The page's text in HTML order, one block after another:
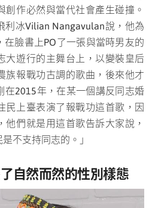
創作必然與當代社會產生碰撞。
利冰Vilian Nangavulan說，他為
在臉書上PO了一張與當時男友的
大遊行的主舞台上，以變裝皇后
族報戰功古調的歌曲，後來他才
在2015年，在某一個講反同志婚
民上臺表演了報戰功這首歌，因
他們就是用這首歌告訴大家說，
不支持同志的。」
自然而然的性別樣態